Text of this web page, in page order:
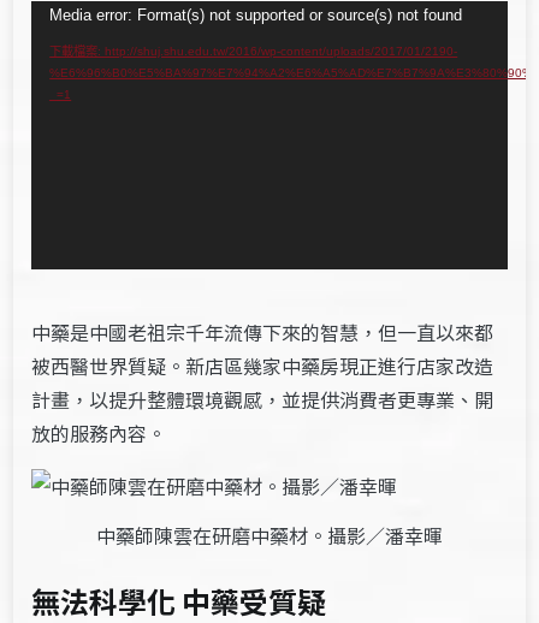
訊
播
Media error: Format(s) not supported or source(s) not found
下載檔案: http://shuj.shu.edu.tw/2016/wp-content/uploads/2017/01/2190-
_=1
中藥是中國老祖宗千年流傳下來的智慧，但一直以來都
被西醫世界質疑。新店區幾家中藥房現正進行店家改造
計畫，以提升整體環境觀感，並提供消費者更專業、開
放的服務內容。
中藥師陳雲在研磨中藥材。攝影／潘幸暉
無法科學化 中藥受質疑